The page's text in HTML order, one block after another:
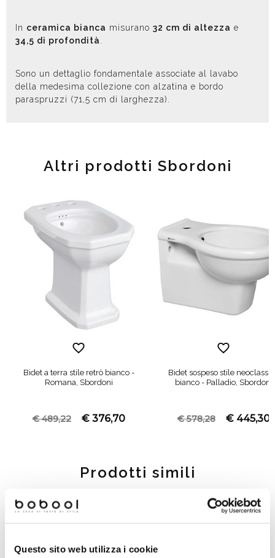
Questo sito web utilizza i cookie
In ceramica bianca misurano 32 cm di altezza e
34,5 di profondità
Sono un dettaglio fondamentale associate al lavabo
della medesima collezione con alzatina e bordo
paraspruzzi (71,5 cm di larghezza).
Altri prodotti Sbordoni
Bidet a terra stile retrò bianco -
Romana, Sbordoni
€ 489,22 € 376,70
Bidet sospeso stile
bianco - Palladio, Sbordoni
€ 578,28 € 445,30
Prodotti simili
-32%